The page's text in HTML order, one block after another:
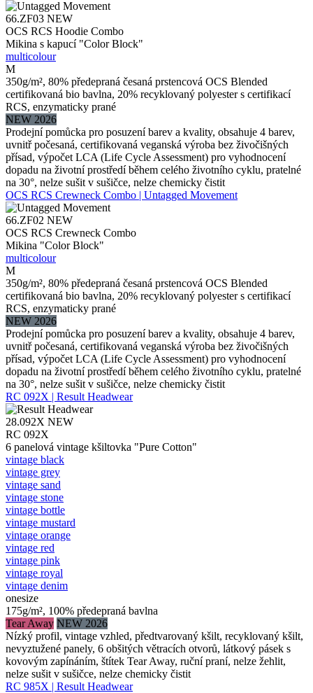
66.ZF03 NEW
OCS RCS Hoodie Combo
Mikina s kapucí "Color Block"
multicolour
M
350g/m², 80% předepraná česaná prstencová OCS Blended
certifikovaná bio bavlna, 20% recyklovaný polyester s certifikací
RCS, enzymaticky prané
NEW 2026
Prodejní pomůcka pro posuzení barev a kvality, obsahuje 4 barev,
uvnitř počesaná, certifikovaná veganská výroba bez živočišných
přísad, výpočet LCA (Life Cycle Assessment) pro vyhodnocení
dopadu na životní prostředí během celého životního cyklu, pratelné
na 30°, nelze sušit v sušičce, nelze chemicky čistit
OCS RCS Crewneck Combo | Untagged Movement
66.ZF02 NEW
OCS RCS Crewneck Combo
Mikina "Color Block"
multicolour
M
350g/m², 80% předepraná česaná prstencová OCS Blended
certifikovaná bio bavlna, 20% recyklovaný polyester s certifikací
RCS, enzymaticky prané
NEW 2026
Prodejní pomůcka pro posuzení barev a kvality, obsahuje 4 barev,
uvnitř počesaná, certifikovaná veganská výroba bez živočišných
přísad, výpočet LCA (Life Cycle Assessment) pro vyhodnocení
dopadu na životní prostředí během celého životního cyklu, pratelné
na 30°, nelze sušit v sušičce, nelze chemicky čistit
RC 092X | Result Headwear
28.092X NEW
RC 092X
6 panelová vintage kšiltovka "Pure Cotton"
vintage black
vintage grey
vintage sand
vintage stone
vintage bottle
vintage mustard
vintage orange
vintage red
vintage pink
vintage royal
vintage denim
onesize
175g/m², 100% předepraná bavlna
Tear Away NEW 2026
Nízký profil, vintage vzhled, předtvarovaný kšilt, recyklovaný kšilt,
nevyztužené panely, 6 obšitých větracích otvorů, látkový pásek s
kovovým zapínáním, štítek Tear Away, ruční praní, nelze žehlit,
nelze sušit v sušičce, nelze chemicky čistit
RC 985X | Result Headwear